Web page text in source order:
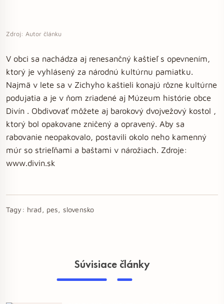
Zdroj: Autor článku
V obci sa nachádza aj renesančný kaštieľ s opevnením,
ktorý je vyhlásený za národnú kultúrnu pamiatku.
Najmä v lete sa v Zichyho kaštieli konajú rôzne kultúrne
podujatia a je v ňom zriadené aj Múzeum histórie obce
Divín . Obdivovať môžete aj barokový dvojvežový kostol ,
ktorý bol opakovane zničený a opravený. Aby sa
rabovanie neopakovalo, postavili okolo neho kamenný
múr so strieľňami a baštami v nárožiach. Zdroje:
www.divin.sk
Tagy: hrad, pes, slovensko
Súvisiace články